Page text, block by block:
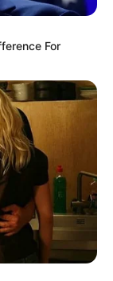
For